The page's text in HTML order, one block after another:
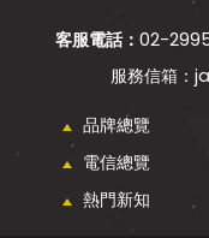
客服電話： 02-
品牌總覽
電信總覽
熱門新知